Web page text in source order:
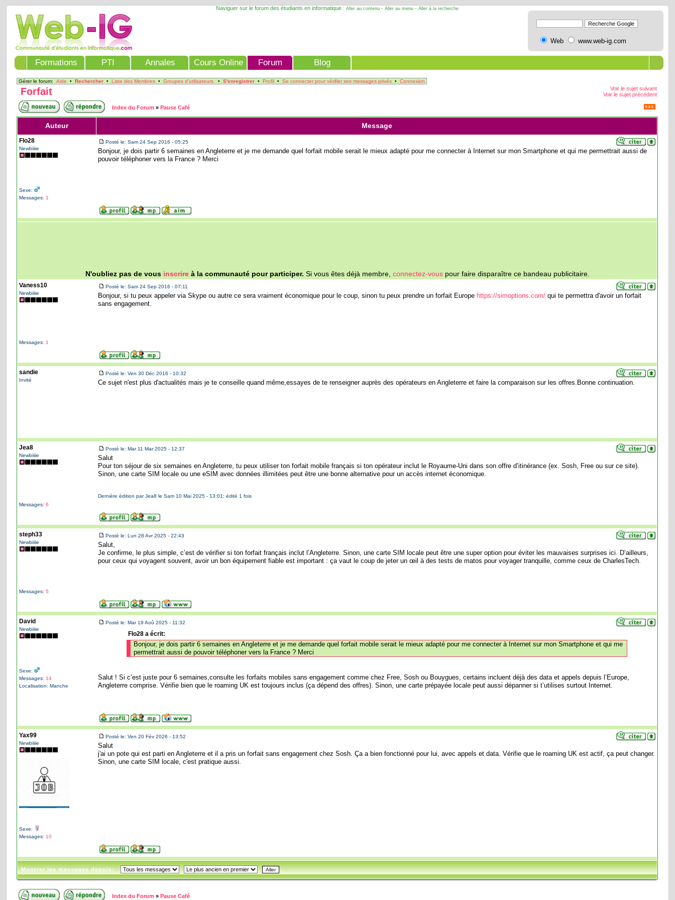
Naviguer sur le forum des étudiants en informatique :Aller au contenu -Aller au menu -Aller à la recherche
Web www.web-ig.com
Formations PTI Annales Cours Online Forum Blog
Gérer le forum:Aide •Rechercher •Liste des Membres •Groupes d'utilisateurs •S'enregistrer •Profil •Se connecter pour vérifier ses messages privés •Connexion
Forfait
Voir le sujet suivant
Voir le sujet précédent
Index du Forum »Pause Café
Auteur Message
Flo28
Newbiiiie
Sexe:
Messages: 1
Posté le: Sam 24 Sep 2016 - 05:25
Bonjour, je dois partir 6 semaines en Angleterre et je me demande quel forfait mobile serait le mieux adapté pour me connecter à Internet sur mon Smartphone et qui me permettrait aussi de
pouvoir téléphoner vers la France ? Merci
N'oubliez pas de vous inscrireà la communauté pour participer. Si vous êtes déjà membre, connectez-vouspour faire disparaître ce bandeau publicitaire.
Vaness10
Newbiiiie
Messages: 1
Posté le: Sam 24 Sep 2016 - 07:11
Bonjour, si tu peux appeler via Skype ou autre ce sera vraiment économique pour le coup, sinon tu peux prendre un forfait Europe https://simoptions.com/ qui te permettra d'avoir un forfait
sans engagement.
sandie
Invité
Posté le: Ven 30 Déc 2016 - 10:32
Ce sujet n'est plus d'actualités mais je te conseille quand même,essayes de te renseigner auprès des opérateurs en Angleterre et faire la comparaison sur les offres.Bonne continuation.
Jea8
Newbiiiie
Messages:6
Posté le: Mar 11 Mar 2025 - 12:37
Salut
Pour ton séjour de six semaines en Angleterre, tu peux utiliser ton forfait mobile français si ton opérateur inclut le Royaume-Uni dans son offre d’itinérance (ex. Sosh, Free ou surce site).
Sinon, une carte SIM locale ou une eSIM avec données illimitées peut être une bonne alternative pour un accès internet économique.
Dernière édition par Jea8 le Sam 10 Mai 2025 - 13:01; édité 1 fois
steph33
Newbiiiie
Messages:5
Posté le: Lun 28 Avr 2025 - 22:43
Salut,
Je confirme, le plus simple, c’est de vérifier si ton forfait français inclut l’Angleterre. Sinon, une carte SIM locale peut être une super option pour éviter les mauvaises surprisesici . D’ailleurs,
pour ceux qui voyagent souvent, avoir un bon équipement fiable est important : ça vaut le coup de jeter un œil à des tests de matos pour voyager tranquille, comme ceux de CharlesTech.
David
Newbiiiie
Sexe:
Messages: 14
Localisation: Manche
Posté le: Mar 19 Aoû 2025 - 11:32
Flo28 a écrit:
Bonjour, je dois partir 6 semaines en Angleterre et je me demande quel forfait mobile serait le mieux adapté pour me connecter à Internet sur mon Smartphone et qui me
permettrait aussi de pouvoir téléphoner vers la France ? Merci
Salut ! Si c’est juste pour 6 semaines,consulte les forfaits mobiles sans engagement comme chez Free, Sosh ou Bouygues, certains incluent déjà des data et appels depuis l’Europe,
Angleterre comprise. Vérifie bien que le roaming UK est toujours inclus (ça dépend des offres). Sinon, une carte prépayée locale peut aussi dépanner si t’utilises surtout Internet.
Yax99
Newbiiiie
Sexe:
Messages: 10
Posté le: Ven 20 Fév 2026 - 13:52
Salut
j'ai un pote qui est parti en Angleterre et il a pris un forfait sans engagement chez Sosh. Ça a bien fonctionné pour lui, avec appels et data. Vérifie que le roaming UK est actif, ça peut changer.
Sinon, une carte SIM locale, c'est pratique aussi.
Montrer les messages depuis:
Index du Forum »Pause Café